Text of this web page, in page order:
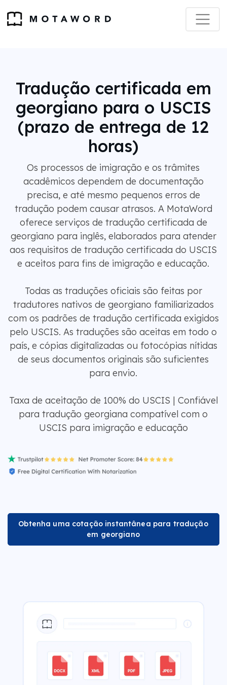
Tradução certificada em
georgiano para o USCIS
(prazo de entrega de 12
horas)
Os processos de imigração e os trâmites
acadêmicos dependem de documentação
precisa, e até mesmo pequenos erros de
tradução podem causar atrasos. A MotaWord
oferece serviços de tradução certificada de
georgiano para inglês, elaborados para atender
aos requisitos de tradução certificada do USCIS
e aceitos para fins de imigração e educação.
Todas as traduções oficiais são feitas por
tradutores nativos de georgiano familiarizados
com os padrões de tradução certificada exigidos
pelo USCIS. As traduções são aceitas em todo o
país, e cópias digitalizadas ou fotocópias nítidas
de seus documentos originais são suficientes
para envio.
Taxa de aceitação de 100% do USCIS | Confiável
para tradução georgiana compatível com o
USCIS para imigração e educação
Obtenha uma cotação instantânea para tradução
em georgiano